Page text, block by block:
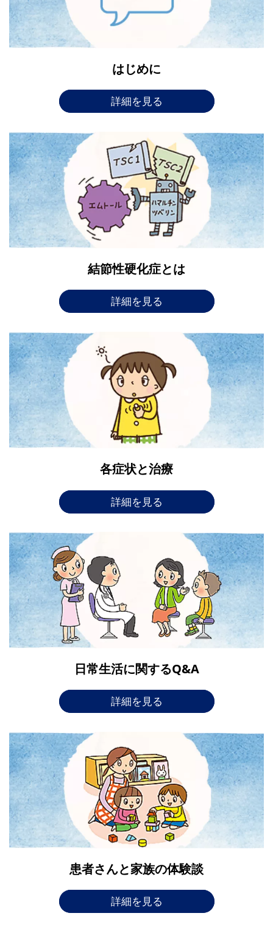
はじめに
詳細を見る
結節性硬化症とは
詳細を見る
各症状と治療
詳細を見る
日常生活に関するQ&A
詳細を見る
患者さんと家族の体験談
詳細を見る